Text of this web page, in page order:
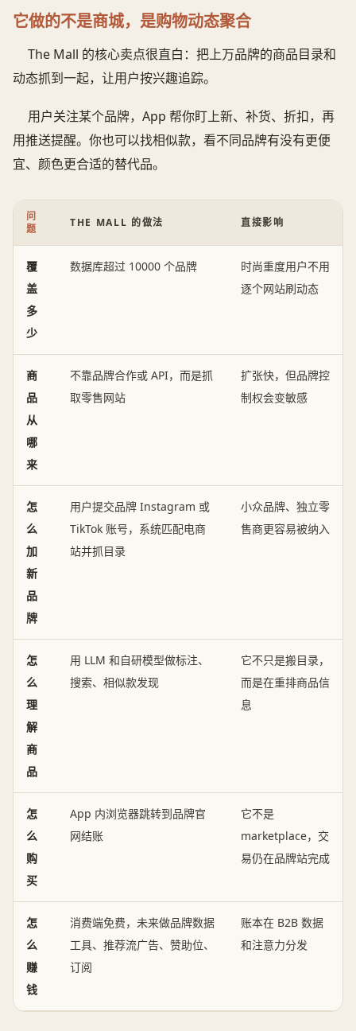
它做的不是商城，是购物动态聚合
The Mall 的核心卖点很直白：把上万品牌的商品目录和
动态抓到一起，让用户按兴趣追踪。
用户关注某个品牌，App 帮你盯上新、补货、折扣，再
用推送提醒。你也可以找相似款，看不同品牌有没有更便
宜、颜色更合适的替代品。
问
题
THE MALL 的做法 直接影响
覆
盖
多
少
数据库超过 10000 个品牌
时尚重度用户不用
逐个网站刷动态
商
品
从
哪
来
不靠品牌合作或 API，而是抓
取零售网站
扩张快，但品牌控
制权会变敏感
怎
么
加
新
品
牌
用户提交品牌 Instagram 或
TikTok 账号，系统匹配电商
站并抓目录
小众品牌、独立零
售商更容易被纳入
怎
么
理
解
商
品
用 LLM 和自研模型做标注、
搜索、相似款发现
它不只是搬目录，
而是在重排商品信
息
怎
么
购
买
App 内浏览器跳转到品牌官
网结账
它不是
marketplace，交
易仍在品牌站完成
怎
么
赚
钱
消费端免费，未来做品牌数据
工具、推荐流广告、赞助位、
订阅
账本在 B2B 数据
和注意力分发